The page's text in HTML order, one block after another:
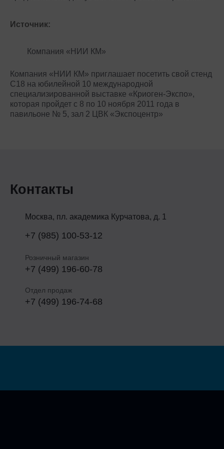
Источник:
Компания «НИИ КМ»
Компания «НИИ КМ» приглашает посетить свой стенд
С18 на юбилейной 10 международной
специализированной выставке «Криоген-Экспо»,
которая пройдет с 8 по 10 ноября 2011 года в
павильоне № 5, зал 2 ЦВК «Экспоцентр»
Контакты
Москва, пл. академика Курчатова, д. 1
+7 (985) 100-53-12
Розничный магазин
+7 (499) 196-60-78
Отдел продаж
+7 (499) 196-74-68